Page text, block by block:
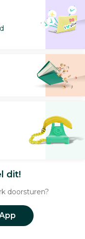
dit!
doorsturen?